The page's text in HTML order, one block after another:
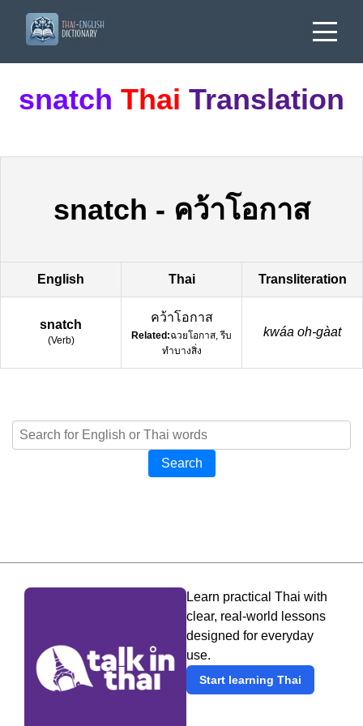
snatch Thai Translation
snatch - คว้าโอกาส
English Thai Transliteration
snatch
(Verb)
คว้าโอกาส
Related:ฉวยโอกาส, รีบ
ทำบางสิ่ง
kwáa oh-gàat
Search
Learn practical Thai with
clear, real-world lessons
designed for everyday
use.
Start learning Thai